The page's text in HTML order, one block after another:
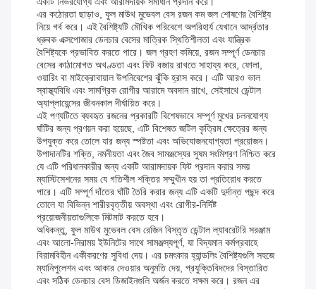
এর কঠোরতা ছাড়াও, ফুল মাউথ মুভেবল বেস রজন কম জল শোষণের বৈশিষ্ট্য
নিয়ে গর্ব করে। এই বৈশিষ্ট্যটি মৌখিক পরিবেশে অপরিহার্য যেখানে আর্দ্রতার
ধ্রুবক এক্সপোজার ডেনচার বেসের মাত্রিক স্থিতিশীলতা এবং যান্ত্রিক
বৈশিষ্ট্যকে প্রভাবিত করতে পারে। জল গ্রহণ কমিয়ে, রজন সম্পূর্ণ ডেনচার
বেসের কাঠামোগত অখণ্ডতা এবং ফিট বজায় রাখতে সাহায্য করে, ফোলা,
ওয়ারিং বা মাইক্রোবায়াল উপনিবেশের ঝুঁকি হ্রাস করে। এটি আরও ভাল
স্বাস্থ্যবিধি এবং সামগ্রিক রোগীর আরামে অবদান রাখে, সেইসাথে ডেন্টাল
অ্যাপ্লায়েন্সের জীবনকাল দীর্ঘায়িত করে।
এই পণ্যটিতে ব্যবহৃত রজনের প্রকারটি বিশেষভাবে সম্পূর্ণ মুখের চলনযোগ্য
ঘাঁটির জন্য প্রণয়ন করা হয়েছে, এটি বিশেষত জটিল কৃত্রিম ক্ষেত্রের জন্য
উপযুক্ত করে তোলে যার জন্য স্পষ্টতা এবং অভিযোজনযোগ্যতা প্রয়োজন।
উপাদানটির শক্তি, নমনীয়তা এবং জৈব সামঞ্জস্যের সুষম সংমিশ্রণ নিশ্চিত করে
যে এটি পরিধানকারীর জন্য একটি আরামদায়ক ফিট প্রদান করার সময়
ম্যাস্টিসেশনের সময় যে গতিশীল শক্তির সম্মুখীন হয় তা প্রতিরোধ করতে
পারে। এটি সম্পূর্ণ দাঁতের ঘাঁটি তৈরি করার জন্য এটি একটি দুর্দান্ত পছন্দ করে
তোলে যা বিভিন্ন শারীরবৃত্তীয় অবস্থা এবং রোগীর-নির্দিষ্ট
প্রয়োজনীয়তাগুলিকে মিটমাট করতে হবে।
অধিকন্তু, ফুল মাউথ মুভেবল বেস রেজিন বিস্তৃত ডেন্টাল ল্যাবরেটরি সরঞ্জাম
এবং আলো-নিরাময় ইউনিটের সাথে সামঞ্জস্যপূর্ণ, যা বিদ্যমান কর্মপ্রবাহে
বিরামবিহীন একীকরণের সুবিধা দেয়। এর চমৎকার হ্যান্ডলিং বৈশিষ্ট্যগুলি সহজে
ম্যানিপুলেশন এবং আকার দেওয়ার অনুমতি দেয়, প্রযুক্তিবিদদের বিস্তারিত
এবং সঠিক ডেনচার বেস ডিজাইনগুলি অর্জন করতে সক্ষম করে। রজন এর